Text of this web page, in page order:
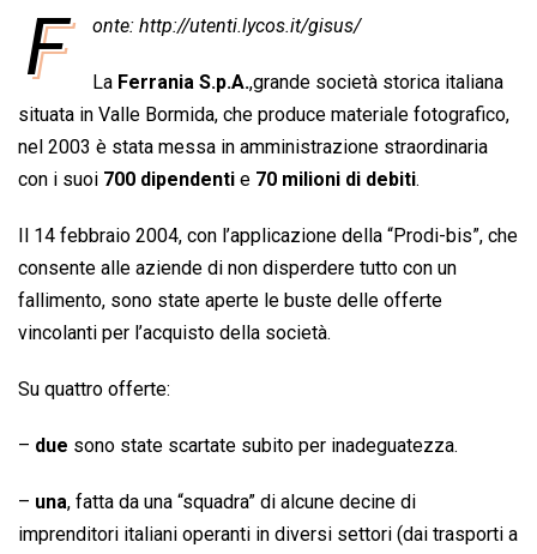
c
e
o
o
k
a
s
A
p
p
n
e
d
I
n
r
a
d
s
a
l
p
L
i
n
k
i
t
F onte: http://utenti.lycos.it/gisus/
La Ferrania S.p.A.,grande società storica italiana
situata in Valle Bormida, che produce materiale fotografico,
nel 2003 è stata messa in amministrazione straordinaria
con i suoi 700 dipendenti e 70 milioni di debiti.
Il 14 febbraio 2004, con l’applicazione della “Prodi-bis”, che
consente alle aziende di non disperdere tutto con un
fallimento, sono state aperte le buste delle offerte
vincolanti per l’acquisto della società.
Su quattro offerte:
– due sono state scartate subito per inadeguatezza.
– una, fatta da una “squadra” di alcune decine di
imprenditori italiani operanti in diversi settori (dai trasporti a